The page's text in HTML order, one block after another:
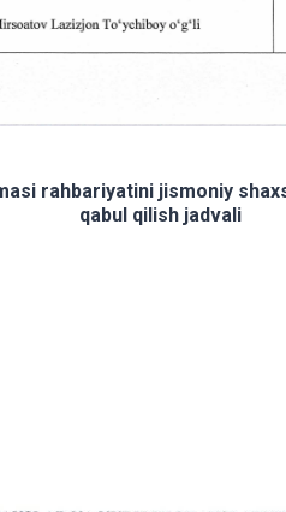
rahbariyatini jismoniy
qabul qilish jadvali